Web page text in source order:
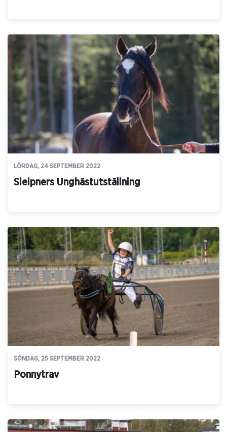
LÖRDAG, 24 SEPTEMBER 2022
Sleipners Unghästutställning
SÖNDAG, 25 SEPTEMBER 2022
Ponnytrav